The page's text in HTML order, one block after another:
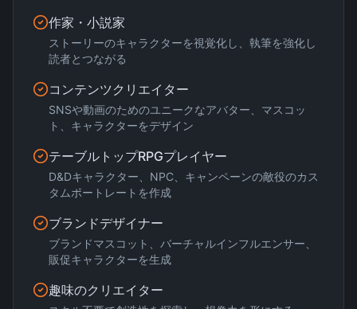
作家・小説家
ストーリーのキャラクターを視覚化し、執筆を強化し
読者とつながる
コンテンツクリエイター
SNSや動画のためのユニークなアバター、マスコッ
ト、キャラクターをデザイン
テーブルトップRPGプレイヤー
D&Dキャラクター、NPC、キャンペーンの敵役のカス
タムポートレートを作成
ブランドデザイナー
ブランドマスコット、バーチャルインフルエンサー、
販促キャラクターを生成
趣味のクリエイター